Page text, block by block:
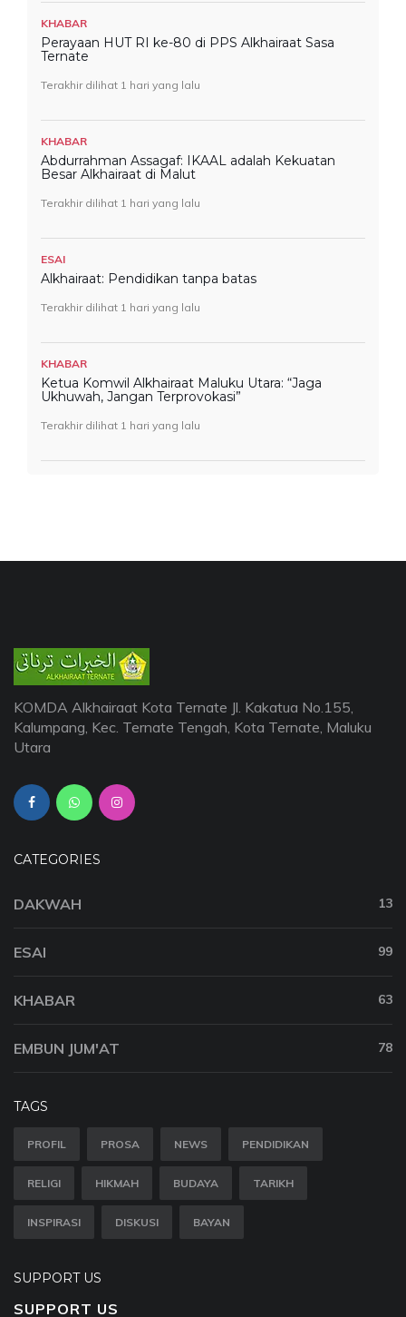
KHABAR
Perayaan HUT RI ke-80 di PPS Alkhairaat Sasa
Ternate
Terakhir dilihat 1 hari yang lalu
KHABAR
Abdurrahman Assagaf: IKAAL adalah Kekuatan
Besar Alkhairaat di Malut
Terakhir dilihat 1 hari yang lalu
ESAI
Alkhairaat: Pendidikan tanpa batas
Terakhir dilihat 1 hari yang lalu
KHABAR
Ketua Komwil Alkhairaat Maluku Utara: “Jaga
Ukhuwah, Jangan Terprovokasi”
Terakhir dilihat 1 hari yang lalu
KOMDA Alkhairaat Kota Ternate Jl. Kakatua No.155,
Kalumpang, Kec. Ternate Tengah, Kota Ternate, Maluku
Utara
CATEGORIES
DAKWAH 13
ESAI 99
KHABAR 63
EMBUN JUM'AT 78
TAGS
PROFIL PROSA NEWS PENDIDIKAN
RELIGI HIKMAH BUDAYA TARIKH
INSPIRASI DISKUSI BAYAN
SUPPORT US
SUPPORT US